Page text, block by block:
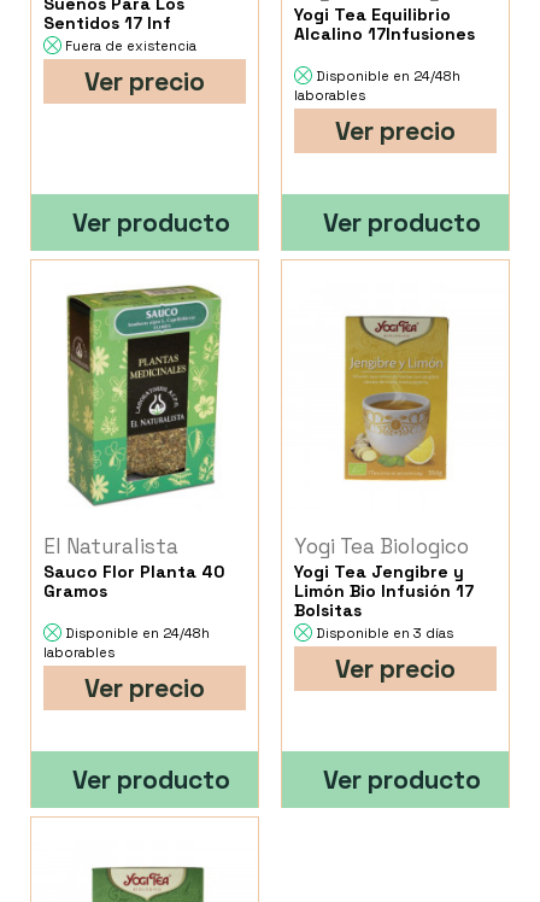
Sentidos 17 Inf
Fuera de existencia
Ver precio
Ver producto
Yogi Tea Equilibrio
Alcalino 17Infusiones
Disponible en 24/48h
laborables
Ver precio
Ver producto
El Naturalista
Sauco Flor Planta 40
Gramos
Disponible en 24/48h
laborables
Ver precio
Ver producto
Yogi Tea Biologico
Yogi Tea Jengibre y
Limón Bio Infusión 17
Bolsitas
Disponible en 3 días
Ver precio
Ver producto